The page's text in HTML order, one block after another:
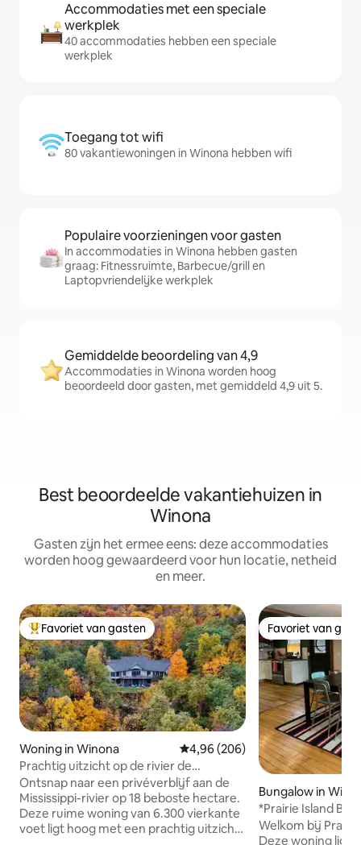
Accommodaties met een speciale
werkplek
40 accommodaties hebben een speciale
werkplek
Toegang tot wifi
80 vakantiewoningen in Winona hebben wifi
Populaire voorzieningen voor gasten
In accommodaties in Winona hebben gasten
graag: Fitnessruimte, Barbecue/grill en
Laptopvriendelijke werkplek
Gemiddelde beoordeling van 4,9
Accommodaties in Winona worden hoog
beoordeeld door gasten, met gemiddeld 4,9 uit 5.
Best beoordeelde vakantiehuizen in
Winona
Gasten zijn het ermee eens: deze accommodaties
worden hoog gewaardeerd voor hun locatie, netheid
en meer.
Topfavoriet van gasten
Favoriet van gasten
Woning in Winona Gemiddelde beoordeling van
4,96 (206)
Prachtig uitzicht op de rivier de
Mississippi
Ontsnap naar een privéverblijf aan de
Mississippi-rivier op 18 beboste hectare.
Deze ruime woning van 6.300 vierkante
voet ligt hoog met een prachtig uitzicht
Favoriet van
Favoriet van
Bungalow in
*Prairie Island
tot water *
Welkom bij Prairie
Deze woning ligt